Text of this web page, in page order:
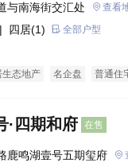
与南海街交汇处 查看
四居(1) 全部户型
生态地产 名企盘 普通住
·四期和府 在售
鹿鸣湖壹号五期玺府